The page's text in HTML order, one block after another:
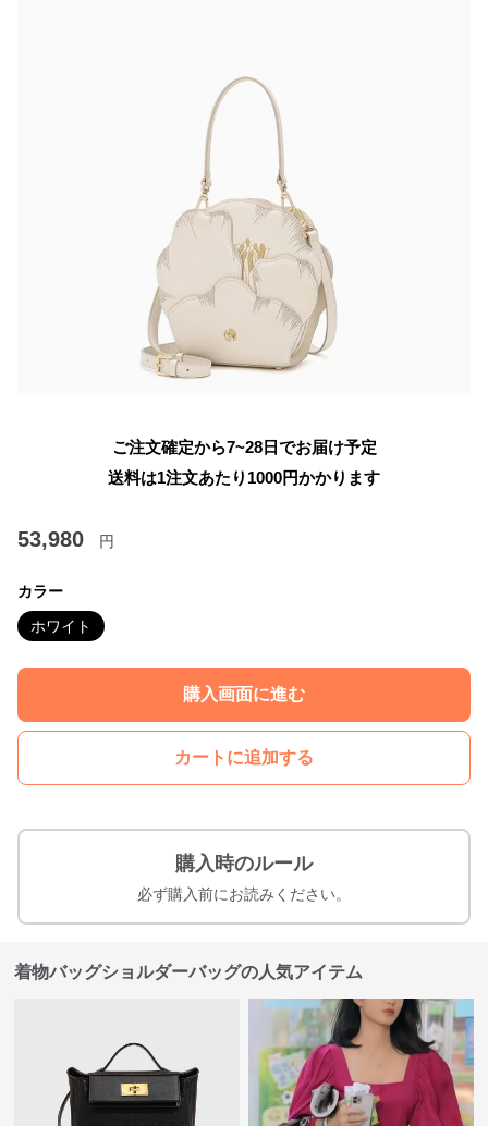
ご注文確定から7~28日でお届け予定
送料は1注文あたり 1000円かかります
53,980 円
カラー
ホワイト
購入画面に進む
カートに追加する
購入時のルール
必ず購入前にお読みください。
着物バッグショルダーバッグの人気アイテム